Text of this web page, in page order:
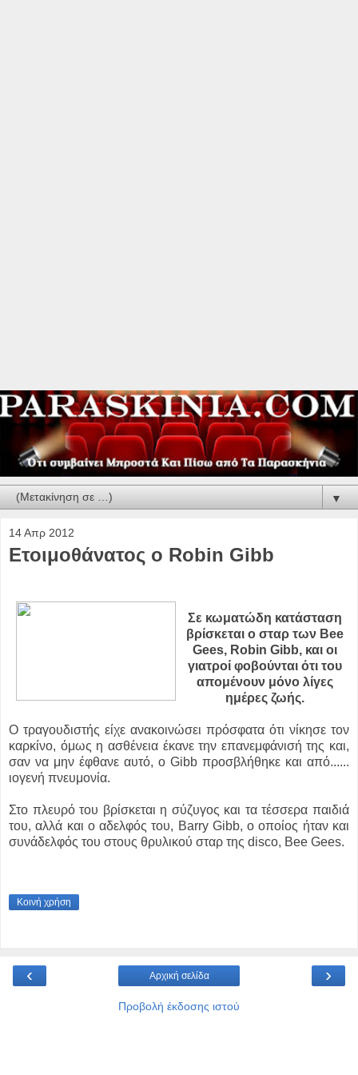
▼
14 Απρ 2012
Ετοιμοθάνατος ο Robin Gibb
Σε κωματώδη κατάσταση
βρίσκεται ο σταρ των Bee
Gees, Robin Gibb, και οι
γιατροί φοβούνται ότι του
απομένουν μόνο λίγες
ημέρες ζωής.
Ο τραγουδιστής είχε ανακοινώσει πρόσφατα ότι νίκησε τον
καρκίνο, όμως η ασθένεια έκανε την επανεμφάνισή της και,
σαν να μην έφθανε αυτό, ο Gibb προσβλήθηκε και από......
ιογενή πνευμονία.
Στο πλευρό του βρίσκεται η σύζυγος και τα τέσσερα παιδιά
του, αλλά και ο αδελφός του, Barry Gibb, ο οποίος ήταν και
συνάδελφός του στους θρυλικού σταρ της disco, Bee Gees.
Κοινή χρήση
‹ ›
Αρχική σελίδα
Προβολή έκδοσης ιστού